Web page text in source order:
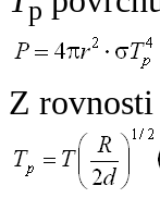
p
Z rovnosti